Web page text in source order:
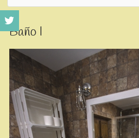
Baño I